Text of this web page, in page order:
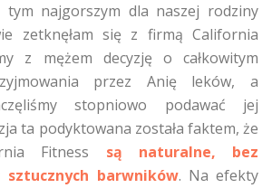
tym najgorszym dla naszej rodziny
zetknęłam się z firmą California
z mężem decyzję o całkowitym
przez Anię leków, a
stopniowo podawać jej
ta podyktowana została faktem, że
Fitness są naturalne, bez
barwników. Na efekty